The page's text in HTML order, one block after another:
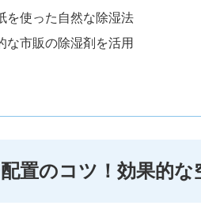
を使った自然な除湿法
な市販の除湿剤を活用
置のコツ！効果的な